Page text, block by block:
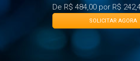
desconto)
De R$ 484,00 por R$ 242,40